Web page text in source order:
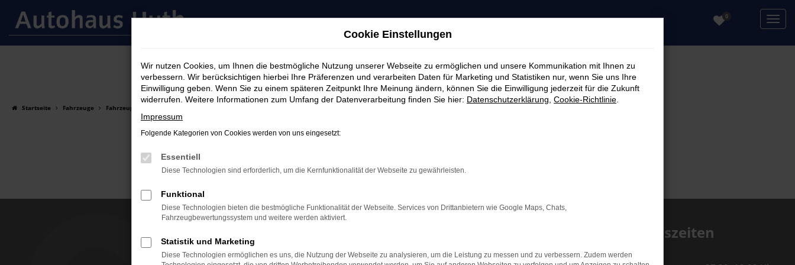
Zum
Hauptinhalt
0
Startseite Fahrzeuge Fahrzeugsuche
Autohaus Huth GmbH
Öffnungszeiten
Service
Cookie Einstellungen
Wir nutzen Cookies, um Ihnen die bestmögliche Nutzung unserer Webseite zu ermöglichen und unsere Kommunikation mit Ihnen zu
verbessern. Wir berücksichtigen hierbei Ihre Präferenzen und verarbeiten Daten für Marketing und Statistiken nur, wenn Sie uns Ihre
Einwilligung geben. Wenn Sie zu einem späteren Zeitpunkt Ihre Meinung ändern, können Sie die Einwilligung jederzeit für die Zukunft
widerrufen. Weitere Informationen zum Umfang der Datenverarbeitung finden Sie hier: Datenschutzerklärung Cookie-Richtlinie
Impressum
Folgende Kategorien von Cookies werden von uns eingesetzt:
Essentiell
Diese Technologien sind erforderlich, um die Kernfunktionalität der Webseite zu gewährleisten.
Funktional
Diese Technologien bieten die bestmögliche Funktionalität der Webseite. Services von Drittanbietern wie Google Maps, Chats,
Fahrzeugbewertungssystem und weitere werden aktiviert.
Statistik und Marketing
Diese Technologien ermöglichen es uns, die Nutzung der Webseite zu analysieren, um die Leistung zu messen und zu verbessern. Zudem werden